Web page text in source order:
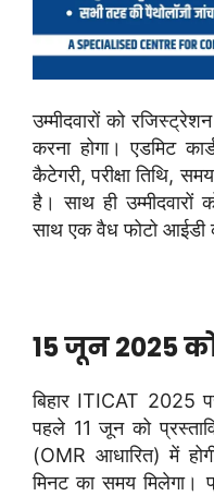
उम्मीदवारों को
करना होगा। एडमिट
कैटेगरी, परीक्षा तिथि,
है। साथ ही उम्मीदवारों
साथ एक वैध फोटो आईडी
15 जून 2025 को
बिहार ITICAT 2025
पहले 11 जून को
(OMR आधारित) में
मिनट का समय मिलेगा।